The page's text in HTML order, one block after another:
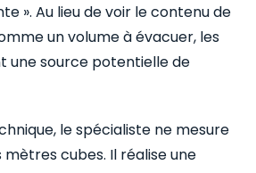
». Au lieu de voir le contenu de
un volume à évacuer, les
une source potentielle de
le spécialiste ne mesure
cubes. Il réalise une